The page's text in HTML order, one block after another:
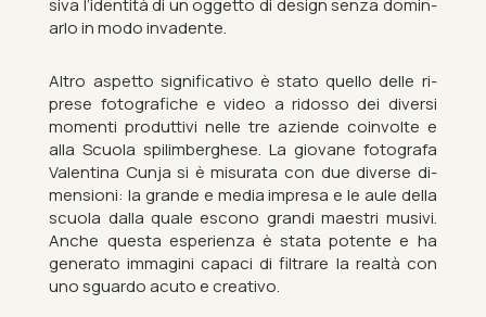
arlo in modo in­vadente.
Altro as­petto sig­ni­fic­at­ivo è stato quello delle ri­
prese fo­to­grafiche e video a ridosso dei di­versi
mo­menti produt­tivi nelle tre aziende coin­volte e
alla Scuola spilimberghese. La giovane fo­to­grafa
Valentina Cunja si è mis­urata con due di­verse di­
men­sioni: la grande e media im­presa e le aule della
scuola dalla quale escono grandi maes­tri mus­ivi.
Anche questa es­per­i­enza è stata po­tente e ha
gen­er­ato im­ma­gini ca­paci di fil­trare la realtà con
uno sguardo acuto e cre­at­ivo.